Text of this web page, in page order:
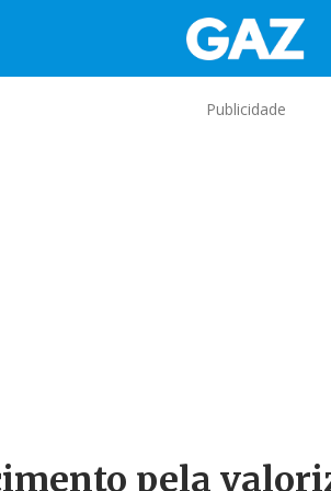
Publicidade
pela